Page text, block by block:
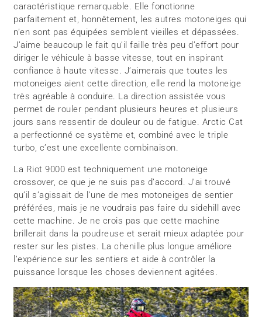
caractéristique remarquable. Elle fonctionne
parfaitement et, honnêtement, les autres motoneiges qui
n’en sont pas équipées semblent vieilles et dépassées.
J’aime beaucoup le fait qu’il faille très peu d’effort pour
diriger le véhicule à basse vitesse, tout en inspirant
confiance à haute vitesse. J’aimerais que toutes les
motoneiges aient cette direction, elle rend la motoneige
très agréable à conduire. La direction assistée vous
permet de rouler pendant plusieurs heures et plusieurs
jours sans ressentir de douleur ou de fatigue. Arctic Cat
a perfectionné ce système et, combiné avec le triple
turbo, c’est une excellente combinaison.
La Riot 9000 est techniquement une motoneige
crossover, ce que je ne suis pas d’accord. J’ai trouvé
qu’il s’agissait de l’une de mes motoneiges de sentier
préférées, mais je ne voudrais pas faire du sidehill avec
cette machine. Je ne crois pas que cette machine
brillerait dans la poudreuse et serait mieux adaptée pour
rester sur les pistes. La chenille plus longue améliore
l’expérience sur les sentiers et aide à contrôler la
puissance lorsque les choses deviennent agitées.